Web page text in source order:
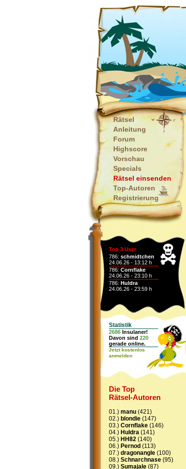
Rätsel
Anleitung
Forum
Highscore
Vorschau
Specials
Rätsel einsenden
Top-Autoren
Registrierung
Top 3 User
786: schmidtchen
24.06.26 - 13:12 h
786: Cornflake
24.06.26 - 23:10 h
786: Huldra
24.06.26 - 23:59 h
Statistik
2686Insulaner!
Davon sind 220
gerade online.
Jetzt kostenlos
anmelden
Die Top
Rätsel-Autoren
01.) manu(421)
02.) blondie(147)
03.) Cornflake(146)
04.) Huldra(141)
05.) HH82(140)
06.) Pernod (113)
07.) dragonangle(100)
08.) Schnarchnase(95)
09.) Sumajale(87)